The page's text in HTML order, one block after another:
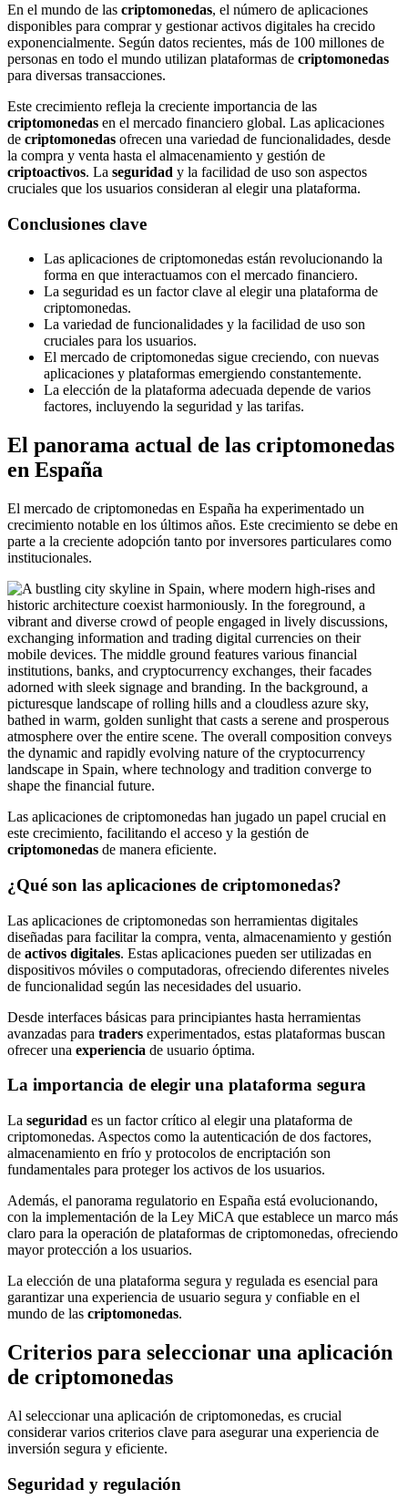
En el mundo de las criptomonedas, el número de aplicaciones
disponibles para comprar y gestionar activos digitales ha crecido
exponencialmente. Según datos recientes, más de 100 millones de
personas en todo el mundo utilizan plataformas de criptomonedas
para diversas transacciones.
Este crecimiento refleja la creciente importancia de las
criptomonedas en el mercado financiero global. Las aplicaciones
de criptomonedas ofrecen una variedad de funcionalidades, desde
la compra y venta hasta el almacenamiento y gestión de
criptoactivos. La seguridad y la facilidad de uso son aspectos
cruciales que los usuarios consideran al elegir una plataforma.
Conclusiones clave
Las aplicaciones de criptomonedas están revolucionando la
forma en que interactuamos con el mercado financiero.
La seguridad es un factor clave al elegir una plataforma de
criptomonedas.
La variedad de funcionalidades y la facilidad de uso son
cruciales para los usuarios.
El mercado de criptomonedas sigue creciendo, con nuevas
aplicaciones y plataformas emergiendo constantemente.
La elección de la plataforma adecuada depende de varios
factores, incluyendo la seguridad y las tarifas.
El panorama actual de las criptomonedas
en España
El mercado de criptomonedas en España ha experimentado un
crecimiento notable en los últimos años. Este crecimiento se debe en
parte a la creciente adopción tanto por inversores particulares como
institucionales.
Las aplicaciones de criptomonedas han jugado un papel crucial en
este crecimiento, facilitando el acceso y la gestión de
criptomonedas de manera eficiente.
¿Qué son las aplicaciones de criptomonedas?
Las aplicaciones de criptomonedas son herramientas digitales
diseñadas para facilitar la compra, venta, almacenamiento y gestión
de activos digitales. Estas aplicaciones pueden ser utilizadas en
dispositivos móviles o computadoras, ofreciendo diferentes niveles
de funcionalidad según las necesidades del usuario.
Desde interfaces básicas para principiantes hasta herramientas
avanzadas para traders experimentados, estas plataformas buscan
ofrecer una experiencia de usuario óptima.
La importancia de elegir una plataforma segura
La seguridad es un factor crítico al elegir una plataforma de
criptomonedas. Aspectos como la autenticación de dos factores,
almacenamiento en frío y protocolos de encriptación son
fundamentales para proteger los activos de los usuarios.
Además, el panorama regulatorio en España está evolucionando,
con la implementación de la Ley MiCA que establece un marco más
claro para la operación de plataformas de criptomonedas, ofreciendo
mayor protección a los usuarios.
La elección de una plataforma segura y regulada es esencial para
garantizar una experiencia de usuario segura y confiable en el
mundo de las criptomonedas.
Criterios para seleccionar una aplicación
de criptomonedas
Al seleccionar una aplicación de criptomonedas, es crucial
considerar varios criterios clave para asegurar una experiencia de
inversión segura y eficiente.
Seguridad y regulación